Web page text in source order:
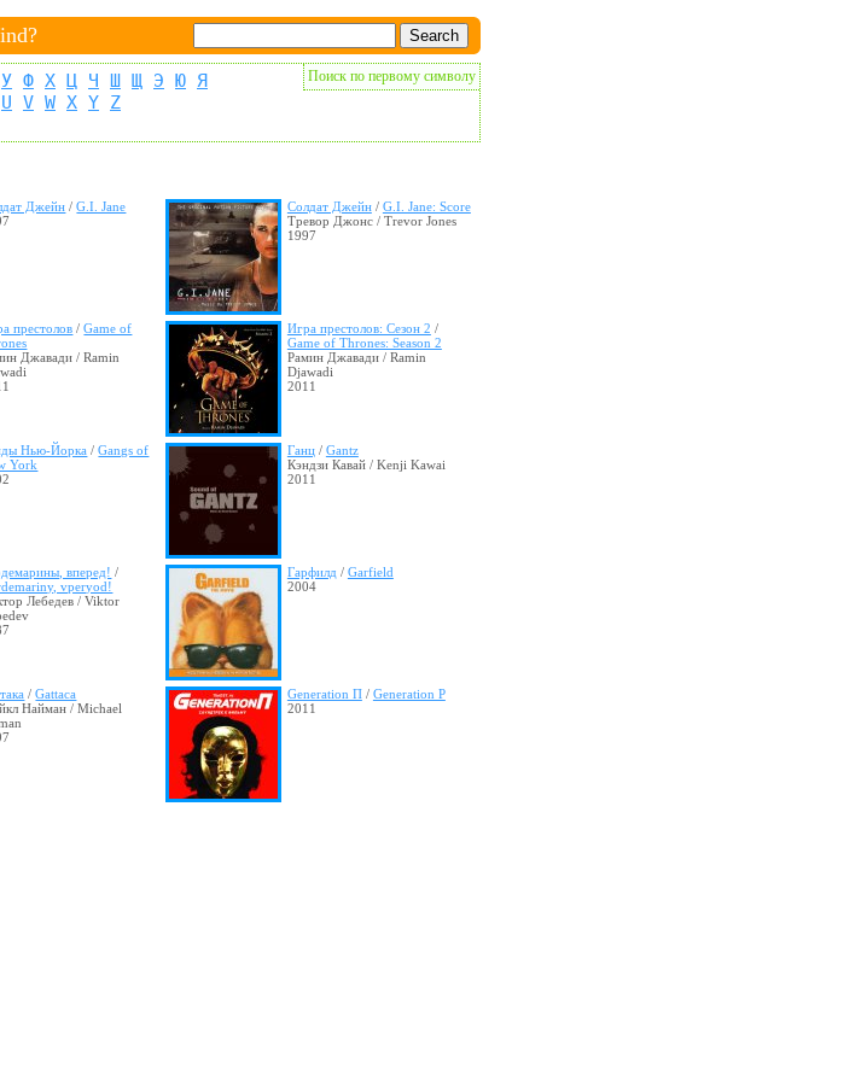
Поиск по первому символу
У Ф Х Ц Ч Ш Щ Э Ю Я
U V W X Y Z
Джейн /G.I. Jane
Солдат Джейн/ G.I. Jane: Score
Тревор Джонс / Trevor Jones
1997
престолов /Game of
Джавади / Ramin
Игра престолов: Сезон 2 /
Game of Thrones: Season 2
Рамин Джавади / Ramin
Djawadi
2011
Нью-Йорка /Gangs of
York
Ганц/ Gantz
Кэндзи Кавай / Kenji Kawai
2011
вперед! /
vperyod!
Лебедев / Viktor
Гарфилд / Garfield
2004
/Gattaca
Найман / Michael
Generation П/ Generation P
2011